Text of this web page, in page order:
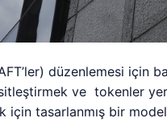
düzenlemesi için
ve tokenler
tasarlanmış bir model.